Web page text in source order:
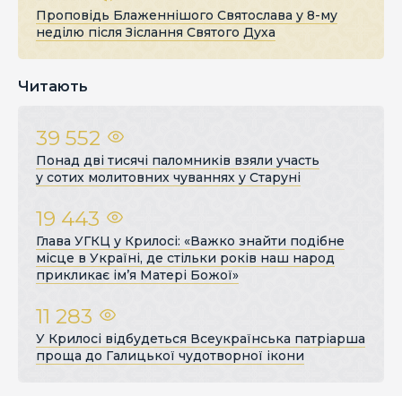
Проповідь Блаженнішого Святослава у 8-му
неділю після Зіслання Святого Духа
Читають
39 552
Понад дві тисячі паломників взяли участь
у сотих молитовних чуваннях у Старуні
19 443
Глава УГКЦ у Крилосі: «Важко знайти подібне
місце в Україні, де стільки років наш народ
прикликає ім’я Матері Божої»
11 283
У Крилосі відбудеться Всеукраїнська патріарша
проща до Галицької чудотворної ікони